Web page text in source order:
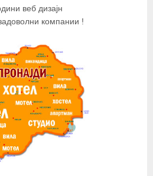
веб дизајн
компании !